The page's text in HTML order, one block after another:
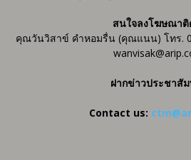
สนใจลงโฆษณาติ
คุณวันวิสาข์ คำหอมรื่น (คุณแนน) โทร.
ฝากข่าวประชาสั
Contact us: